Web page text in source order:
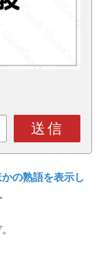
送信
かの熟語を表示し